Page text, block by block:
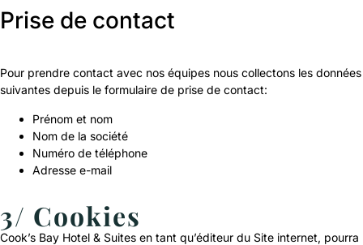
Prise de contact
Pour prendre contact avec nos équipes nous collectons les données
suivantes depuis le formulaire de prise de contact:
Prénom et nom
Nom de la société
Numéro de téléphone
Adresse e-mail
3/ Cookies
Cook’s Bay Hotel & Suites en tant qu’éditeur du Site internet, pourra